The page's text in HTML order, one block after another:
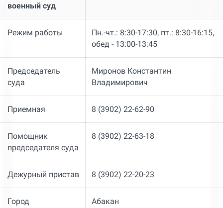
военный суд
Режим работы
Пн.-чт.: 8:30-17:30, пт.: 8:30-16:15,
обед - 13:00-13:45
Председатель
суда
Миронов Константин
Владимирович
Приемная 8 (3902) 22-62-90
Помощник
председателя суда
8 (3902) 22-63-18
Дежурный пристав 8 (3902) 22-20-23
Город Абакан